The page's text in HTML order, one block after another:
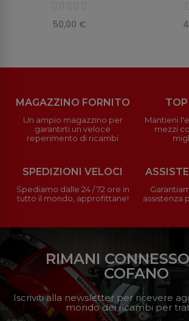
50,00 €
MAGAZZINO FORNITO
Un ampio magazzino per
garantirti un veloce
reperimento di ricambi
Mantieni
mezzi
SPEDIZIONI VELOCI
Spediamo dalle 24 / 72 ore in
tutto il mondo, approfittane!
assistenza
RIMANI
COFANO
Iscriviti alla newsletter per ricevere
mondo dei ricambi per